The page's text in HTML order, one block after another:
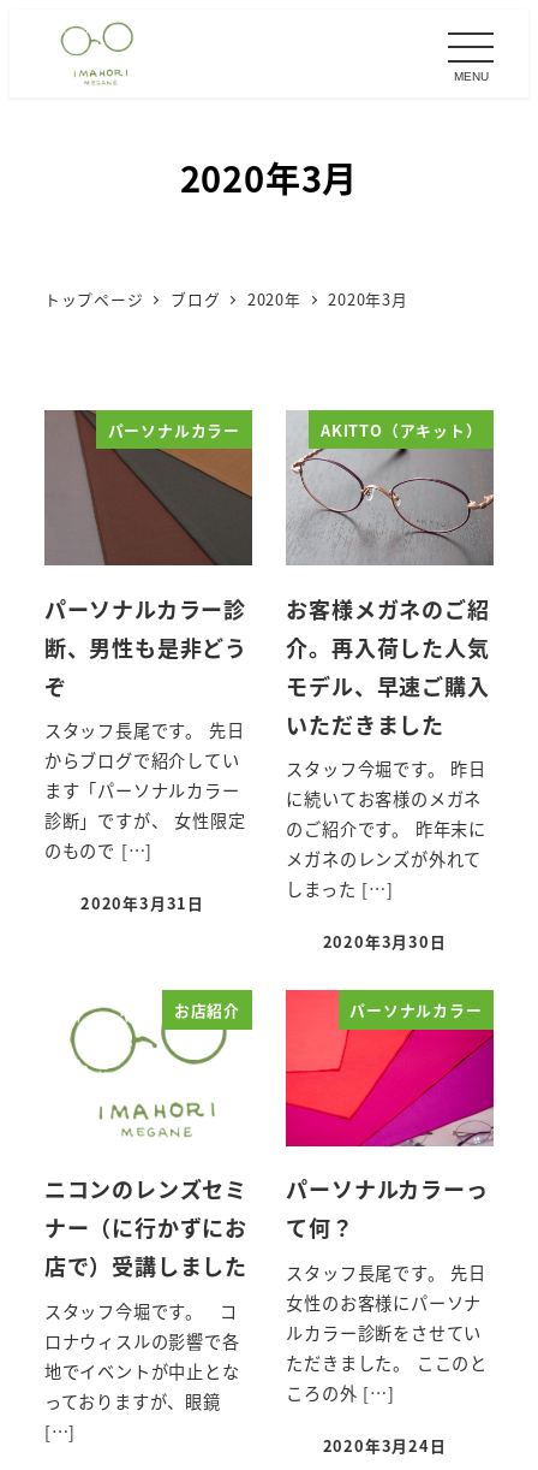
MENU
2020年3月
トップページ ブログ 2020年 2020年3月
パーソナルカラー
パーソナルカラー診
断、男性も是非どう
ぞ
スタッフ長尾です。 先日
からブログで紹介してい
ます「パーソナルカラー
診断」ですが、 女性限定
のもので […]
投稿日
2020年3月31日
AKITTO（アキット）
お客様メガネのご紹
介。再入荷した人気
モデル、早速ご購入
いただきました
スタッフ今堀です。 昨日
に続いてお客様のメガネ
のご紹介です。 昨年末に
メガネのレンズが外れて
しまった […]
投稿日
2020年3月30日
お店紹介
ニコンのレンズセミ
ナー（に行かずにお
店で）受講しました
スタッフ今堀です。 コ
ロナウィスルの影響で各
地でイベントが中止とな
っておりますが、眼鏡
[…]
パーソナルカラー
パーソナルカラーっ
て何？
スタッフ長尾です。 先日
女性のお客様にパーソナ
ルカラー診断をさせてい
ただきました。 ここのと
ころの外 […]
投稿日
2020年3月24日